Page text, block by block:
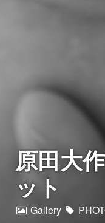
原田大
ット
Gallery